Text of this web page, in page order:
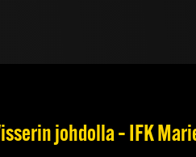
johdolla – IFK